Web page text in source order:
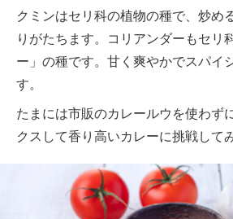
クミンはセリ科の植物の種で、炒め
りがたちます。コリアンダーもセリ
ー」の種です。甘く爽やかでスパイ
す。
たまには市販のカレールウを使わず
クスして香り高いカレーに挑戦して